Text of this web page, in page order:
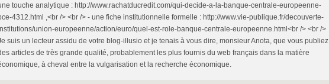
touche analytique : http://www.rachatducredit.com/qui-decide-a-la-banque-centrale-europeenne-
4312.html ,<br /> <br /> - une fiche institutionnelle formelle : http://www.vie-publique.fr/decouverte-
union-europeenne/action/euro/quel-est-role-banque-centrale-europeenne.html<br /> <br />
suis un lecteur assidu de votre blog-illusio et je tenais à vous dire, monsieur Anota, que vous publiez
articles de très grande qualité, probablement les plus fournis du web français dans la matière
à cheval entre la vulgarisation et la recherche économique.